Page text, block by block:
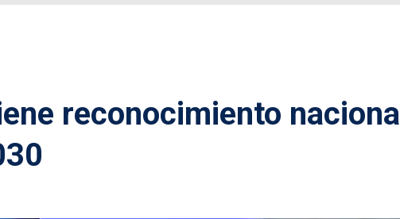
reconocimiento nacional